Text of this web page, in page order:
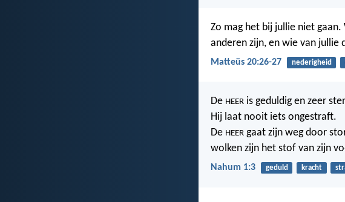
Zo mag het bij jullie niet
anderen zijn, en wie van jullie
Matteüs 20:26-27 nederigheid
De HEER is geduldig en zeer
Hij laat nooit iets ongestraft.
De HEER gaat zijn weg door
wolken zijn het stof van zijn
Nahum 1:3 geduld kracht